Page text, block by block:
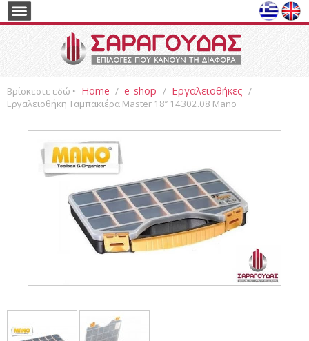
Βρίσκεστε εδώ ‣ Home / e-shop / Εργαλειοθήκες /
Εργαλειοθήκη Ταμπακιέρα Master 18’’ 14302.08 Mano